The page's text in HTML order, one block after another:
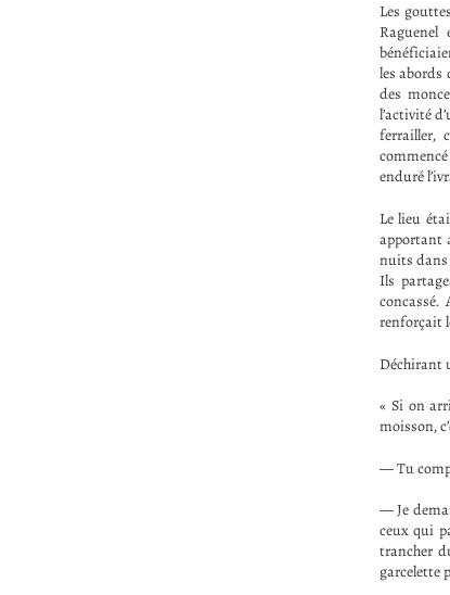
Les
les abords
des
l’activité
ferrailler,
enduré
Le lieu
apportant
nuits dans
Ils
renforçait
Déchirant
« Si on
moisson,
— Tu
— Je
ceux qui
trancher
garcelette